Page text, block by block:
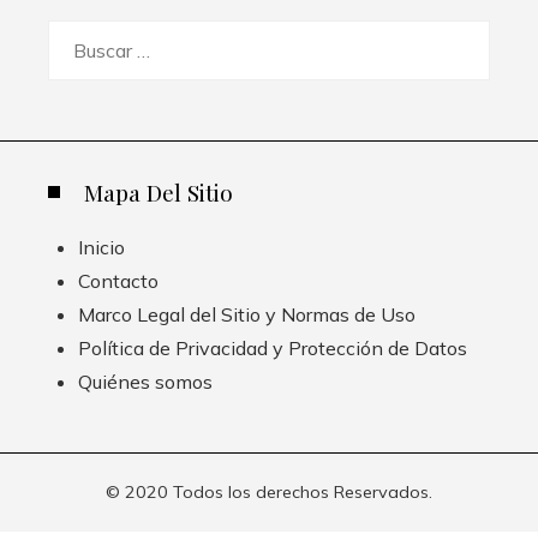
Mapa Del Sitio
Inicio
Contacto
Marco Legal del Sitio y Normas de Uso
Política de Privacidad y Protección de Datos
Quiénes somos
© 2020 Todos los derechos Reservados.